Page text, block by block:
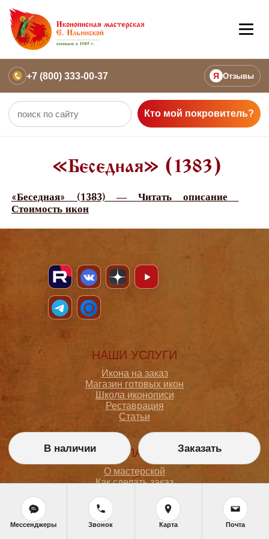
+7 (800) 333-00-37 Я Отзывы
Кто мой покровитель?
«Беседная» (1383)
«Беседная» (1383) — Читать описание
Стоимость икон
НАШИ УСЛУГИ
Икона на заказ
Магазин готовых икон
Школа иконописи
Реставрация
Статьи
ПОКУПАТЕЛЮ
О мастерской
Как сделать заказ
Политика конфиденциальности
Согласие на обработку персональных данных
Политика обработки персональных данных
В наличии Заказать
Мессенджеры Звонок Карта Почта